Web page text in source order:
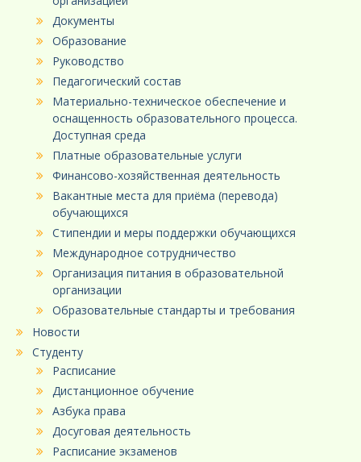
Документы
Образование
Руководство
Педагогический состав
Материально-техническое обеспечение и
оснащенность образовательного процесса.
Доступная среда
Платные образовательные услуги
Финансово-хозяйственная деятельность
Вакантные места для приёма (перевода)
обучающихся
Стипендии и меры поддержки обучающихся
Международное сотрудничество
Организация питания в образовательной
организации
Образовательные стандарты и требования
Новости
Студенту
Расписание
Дистанционное обучение
Азбука права
Досуговая деятельность
Расписание экзаменов